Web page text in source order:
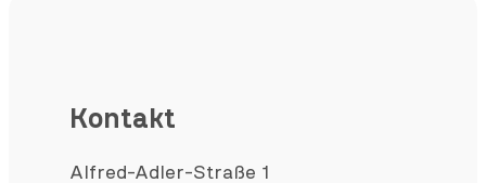
Kontakt
Alfred-Adler-Straße 1